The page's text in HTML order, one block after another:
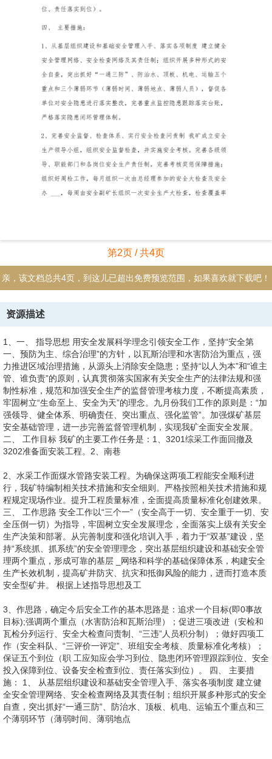
第2页 / 共4页
亲，该文档总共4页，到这儿已超出免费预览范围，如果喜欢就下载吧！
资源描述
1、一、 指导思想 用安全发展科学理念引领安全工作，坚持“安全第
一、预防为主、综合治理”的方针，以瓦斯治理和水害防治为重点，强
力推进区域治理措施，从源头上消除安全隐患；坚持“以人为本”和“谁主
管、谁负责”的原则，认真贯彻落实国家有关安全生产的法律法规和强
制性标准，规范和加强安全生产的监督管理考核力度，不断提高素质，
牢固树立“生命至上、安全为天”的理念。九月份我们工作的原则是：“加
强领导、健全体系、明确责任、突出重点、强化监管”。加强煤矿基层
安全基础管理，进一步完善监督管理机制，实现我矿全面安全发展。
二、 工作目标 我矿的主要工作任务是：1、3201综采工作面回撤及
3202准备面安装工程。2、南巷
2、水采工作面煤水管路安装工程。为确保这两项工程能安全顺利进
行，我矿特编制相关技术措施和安全细则。严格按照相关技术措施和规
程规定现场作业。提升工程质量标准，全面提高质量标准化创建效果。
三、 工作思路 安全工作以“三个一”（安全高于一切、安全重于一切、安
全压倒一切）为指导，牢固树立安全发展理念，全面落实上级有关安全
生产决策和部署。从完善制度和强化培训入手，着力于“双基”建设，坚
持“系统抓、抓系统”的安全管理理念，突出基层组织建设和基础安全管
理两个重点，形成可靠的基层 _网络和科学的基础保障体系，构建安全
生产长效机制，提高矿井防灾、抗灾和抵御风险的能力，进而打造本质
安全型矿井。 根据上述指导思想及工
3、作思路，确定今后安全工作的基本思路是：追求一个目标(即0事故
目标);强调两个重点（水害防治和瓦斯治理）；促进三项改进（安检和
瓦检分列运行、安全大检查问责制、“三违”人员积分制）；做好四项工
作（安全科队、“三评价一评定”、班组安全考核、质量标准化考核）；
保证五个到位（职 工应知应会学习到位、隐患闭环管理跟踪到位、安全
投入保障到位、设备安全检查到位、责任落实到位）。 四、 主要措
施： 1、 从基层组织建设和基础安全管理入手、落实各项制度 建立健
全安全管理网络、安全检查网络及其责任制；组织开展多种形式的安全
自查，突出抓好“一通三防”、防治水、顶板、机电、运输五个重点和三
个薄弱环节（薄弱时间、薄弱地点